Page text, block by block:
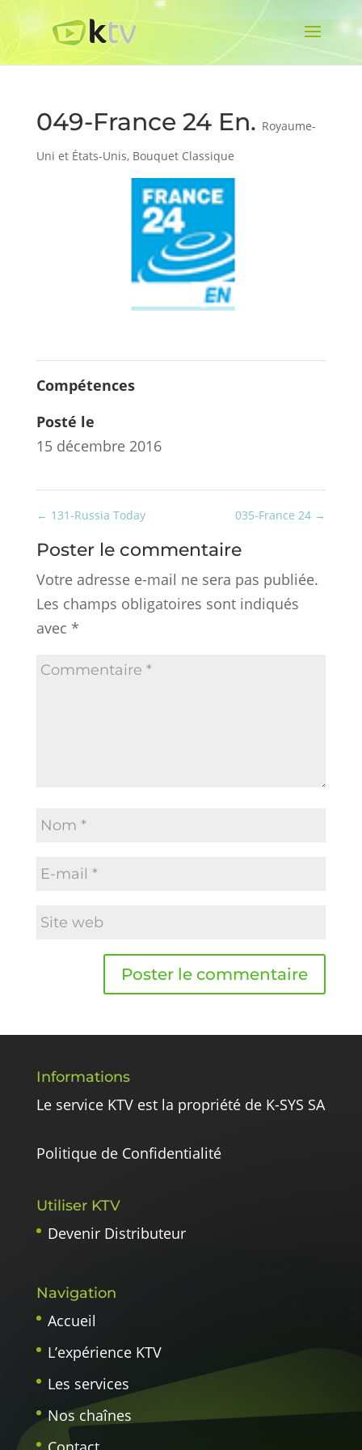
049-France 24 En. Royaume-
Uni et États-Unis, Bouquet Classique
Compétences
Posté le
15 décembre 2016
← 131-Russia Today 035-France 24 →
Poster le commentaire
Votre adresse e-mail ne sera pas publiée.
Les champs obligatoires sont indiqués
avec *
Informations
Le service KTV est la propriété de K-SYS SA
Politique de Confidentialité
Utiliser KTV
Devenir Distributeur
Navigation
Accueil
L’expérience KTV
Les services
Nos chaînes